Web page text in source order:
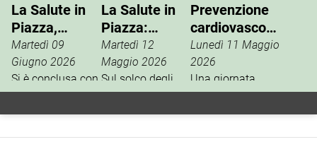
La Salute in
Piazza,
partecipazione
e prevenzione
Martedì 09
Giugno 2026
Si è conclusa con
una significativa
partecipazione
La Salute in
Piazza:
prevenzione,
benessere e
qualità della
Martedì 12
Maggio 2026
Sul solco degli
eventi dedicati
alla salute
Prevenzione
cardiovascolare,
Parchitelli
premiata a
Roma
Lunedì 11 Maggio
2026
Una giornata
particolare quella
vissuta da Teresa